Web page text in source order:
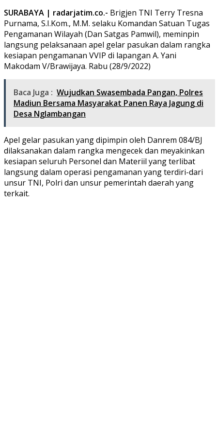
SURABAYA | radarjatim.co.- Brigjen TNI Terry Tresna
Purnama, S.I.Kom., M.M. selaku Komandan Satuan Tugas
Pengamanan Wilayah (Dan Satgas Pamwil), meminpin
langsung pelaksanaan apel gelar pasukan dalam rangka
kesiapan pengamanan VVIP di lapangan A. Yani
Makodam V/Brawijaya. Rabu (28/9/2022)
Baca Juga : Wujudkan Swasembada Pangan, Polres
Madiun Bersama Masyarakat Panen Raya Jagung di
Desa Nglambangan
Apel gelar pasukan yang dipimpin oleh Danrem 084/BJ
dilaksanakan dalam rangka mengecek dan meyakinkan
kesiapan seluruh Personel dan Materiil yang terlibat
langsung dalam operasi pengamanan yang terdiri-dari
unsur TNI, Polri dan unsur pemerintah daerah yang
terkait.